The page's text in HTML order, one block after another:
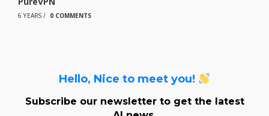
6 YEARS / 0 COMMENTS
Hello, Nice to meet you!
Subscribe our newsletter to get the latest